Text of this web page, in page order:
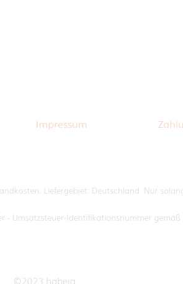
Impressum
Liefergebiet: Deutschland. Nur
Umsatzsteuer-Identifikationsnummer
©2023 habeig.